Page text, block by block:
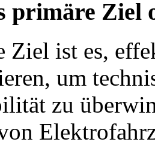
primäre Ziel
Ziel ist es,
um
zu